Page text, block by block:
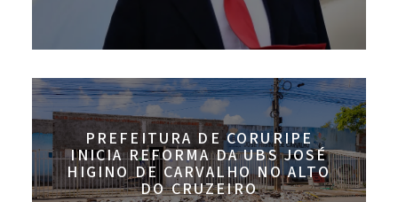
PREFEITURA DE CORURIPE
INICIA REFORMA DA UBS JOSÉ
HIGINO DE CARVALHO NO ALTO
DO CRUZEIRO